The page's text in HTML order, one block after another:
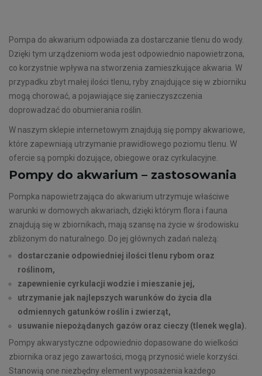
Pompa do akwarium odpowiada za dostarczanie tlenu do wody.
Dzięki tym urządzeniom woda jest odpowiednio napowietrzona,
co korzystnie wpływa na stworzenia zamieszkujące akwaria. W
przypadku zbyt małej ilości tlenu, ryby znajdujące się w zbiorniku
mogą chorować, a pojawiające się zanieczyszczenia
doprowadzać do obumierania roślin.
W naszym sklepie internetowym znajdują się pompy akwariowe,
które zapewniają utrzymanie prawidłowego poziomu tlenu. W
ofercie są pompki dozujące, obiegowe oraz cyrkulacyjne.
Pompy do akwarium – zastosowania
Pompka napowietrzająca do akwarium utrzymuje właściwe
warunki w domowych akwariach, dzięki którym flora i fauna
znajdują się w zbiornikach, mają szansę na życie w środowisku
zbliżonym do naturalnego. Do jej głównych zadań należą:
dostarczanie odpowiedniej ilości tlenu rybom oraz
roślinom,
zapewnienie cyrkulacji wodzie i mieszanie jej,
utrzymanie jak najlepszych warunków do życia dla
odmiennych gatunków roślin i zwierząt,
usuwanie niepożądanych gazów oraz cieczy (tlenek węgla).
Pompy akwarystyczne odpowiednio dopasowane do wielkości
zbiornika oraz jego zawartości, mogą przynosić wiele korzyści.
Stanowią one niezbędny element wyposażenia każdego